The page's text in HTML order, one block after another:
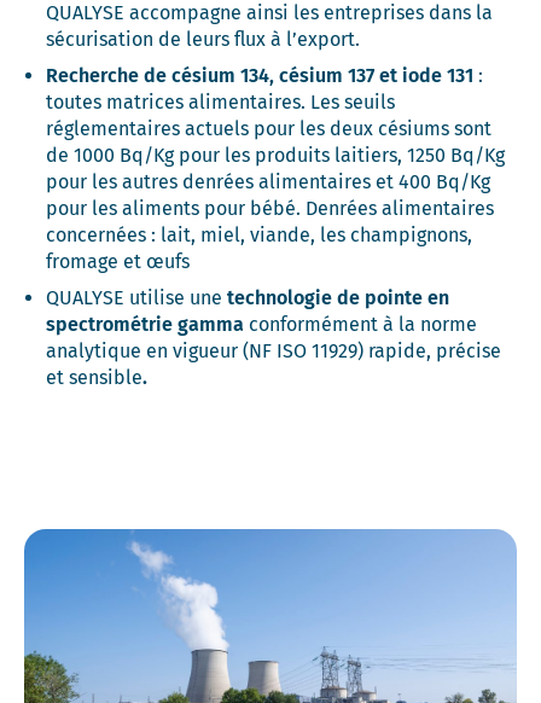
QUALYSE accompagne ainsi les entreprises dans la
sécurisation de leurs flux à l’export.
Recherche de césium 134, césium 137 et iode 131 :
toutes matrices alimentaires. Les seuils
réglementaires actuels pour les deux césiums sont
de 1000 Bq/Kg pour les produits laitiers, 1250 Bq/Kg
pour les autres denrées alimentaires et 400 Bq/Kg
pour les aliments pour bébé. Denrées alimentaires
concernées : lait, miel, viande, les champignons,
fromage et œufs
QUALYSE utilise une technologie de pointe en
spectrométrie gamma conformément à la norme
analytique en vigueur (NF ISO 11929) rapide, précise
et sensible.